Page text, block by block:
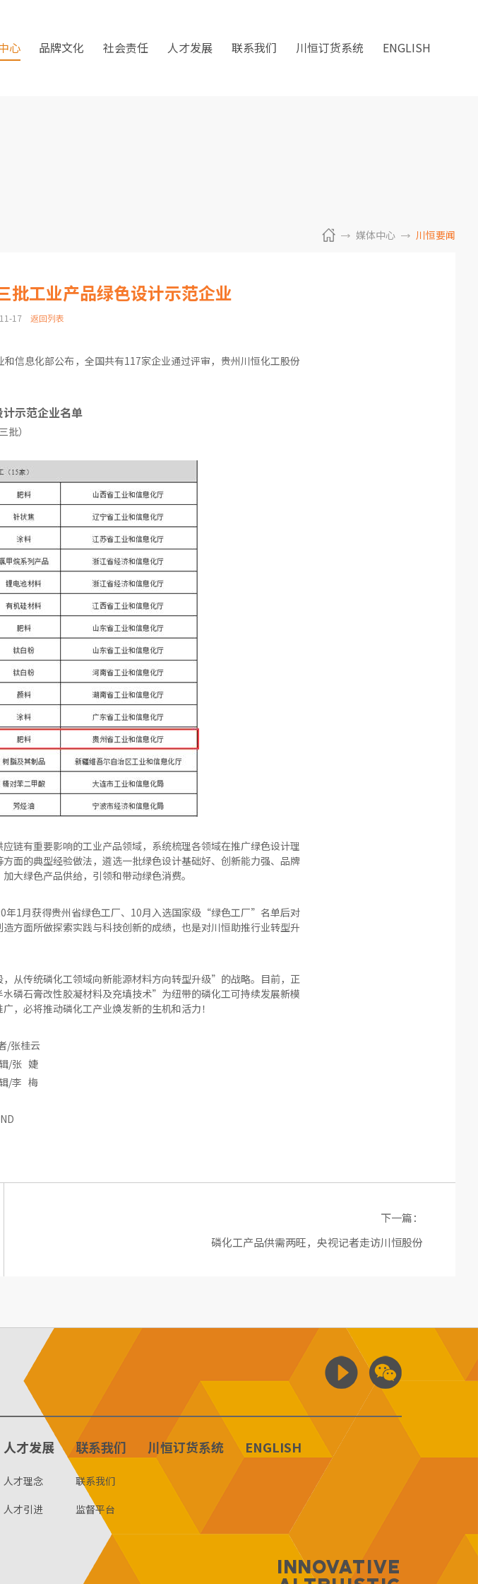
心 品牌文化 社会责任 人才发展 联系我们 川恒订货系统 ENGLISH
媒体中心 川恒要闻
批工业产品绿色设计示范企业
17 返回列表
信息化部公布，全国共有117家企业通过评审，贵州川恒化工股份
示范企业名单
批）
链有重要影响的工业产品领域，系统梳理各领域在推广绿色设计理
面的典型经验做法，遴选一批绿色设计基础好、创新能力强、品牌
大绿色产品供给，引领和带动绿色消费。
1月获得贵州省绿色工厂、10月入选国家级“绿色工厂”名单后对
方面所做探索实践与科技创新的成绩，也是对川恒助推行业转型升
从传统磷化工领域向新能源材料方向转型升级”的战略。目前，正
石膏改性胶凝材料及充填技术”为纽带的磷化工可持续发展新模
，必将推动磷化工产业焕发新的生机和活力！
/张桂云
/张 婕
/李 梅
下一篇：
磷化工产品供需两旺，央视记者走访川恒股份
人才发展
人才理念
人才引进
联系我们
联系我们
监督平台
川恒订货系统 ENGLISH
Innovative